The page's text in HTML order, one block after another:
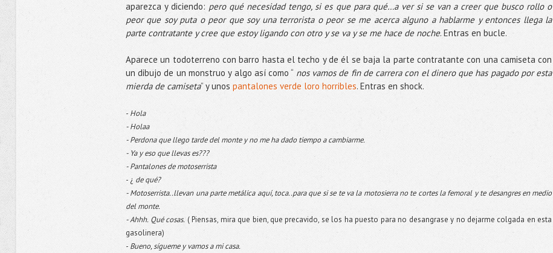
aparezca y diciendo: pero qué necesidad tengo, si es que para qué…a ver si se van a creer que busco rollo o
peor que soy puta o peor que soy una terrorista o peor se me acerca alguno a hablarme y entonces llega la
parte contratante y cree que estoy ligando con otro y se va y se me hace de noche. Entras en bucle.
Aparece un todoterreno con barro hasta el techo y de él se baja la parte contratante con una camiseta con
un dibujo de un monstruo y algo así como “ nos vamos de fin de carrera con el dinero que has pagado por esta
mierda de camiseta” y unos pantalones verde loro horribles. Entras en shock.
- Hola
- Holaa
- Perdona que llego tarde del monte y no me ha dado tiempo a cambiarme.
- Ya y eso que llevas es???
- Pantalones de motoserrista
- ¿ de qué?
- Motoserrista..llevan una parte metálica aquí, toca..para que si se te va la motosierra no te cortes la femoral y te desangres en medio
del monte.
- Ahhh. Qué cosas.( Piensas, mira que bien, que precavido, se los ha puesto para no desangrase y no dejarme colgada en esta
gasolinera)
- Bueno, sígueme y vamos a mi casa.